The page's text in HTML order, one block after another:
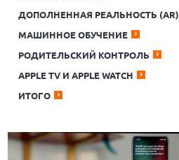
ДОПОЛНЕННАЯ РЕАЛЬНОСТЬ (AR)
МАШИННОЕ ОБУЧЕНИЕ
РОДИТЕЛЬСКИЙ КОНТРОЛЬ
APPLE TV И APPLE WATCH
ИТОГО